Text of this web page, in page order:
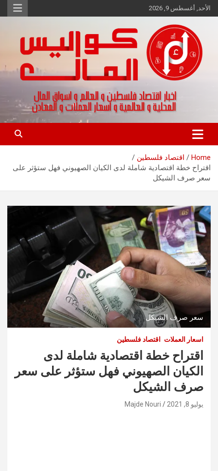
Skip
to
الأحد, أغسطس 9, 2026
كواليس المال
اخبار اقتصاد فلسطين و العالم و تقارير اسواق المال و العملات
Home
اقتصاد فلسطين
اقتراح خطة اقتصادية شاملة لدى الكيان الصهيوني فهل ستؤثر على
سعر صرف الشيكل
سعر صرف الشيكل
اسعار العملات اقتصاد فلسطين
اقتراح خطة اقتصادية شاملة لدى
الكيان الصهيوني فهل ستؤثر على سعر
صرف الشيكل
يوليو 8, 2021 Majde Nouri